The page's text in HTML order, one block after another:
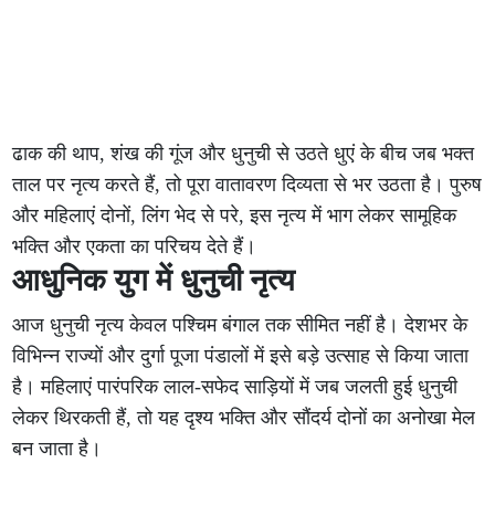
ढाक की थाप, शंख की गूंज और धुनुची से उठते धुएं के बीच जब भक्त
ताल पर नृत्य करते हैं, तो पूरा वातावरण दिव्यता से भर उठता है। पुरुष
और महिलाएं दोनों, लिंग भेद से परे, इस नृत्य में भाग लेकर सामूहिक
भक्ति और एकता का परिचय देते हैं।
आधुनिक युग में धुनुची नृत्य
आज धुनुची नृत्य केवल पश्चिम बंगाल तक सीमित नहीं है। देशभर के
विभिन्न राज्यों और दुर्गा पूजा पंडालों में इसे बड़े उत्साह से किया जाता
है। महिलाएं पारंपरिक लाल-सफेद साड़ियों में जब जलती हुई धुनुची
लेकर थिरकती हैं, तो यह दृश्य भक्ति और सौंदर्य दोनों का अनोखा मेल
बन जाता है।